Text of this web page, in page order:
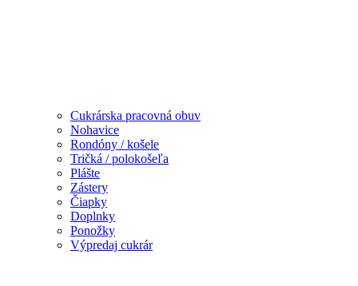
Cukrárska pracovná obuv
Nohavice
Rondóny / košele
Tričká / polokošeľa
Plášte
Zástery
Čiapky
Doplnky
Ponožky
Výpredaj cukrár